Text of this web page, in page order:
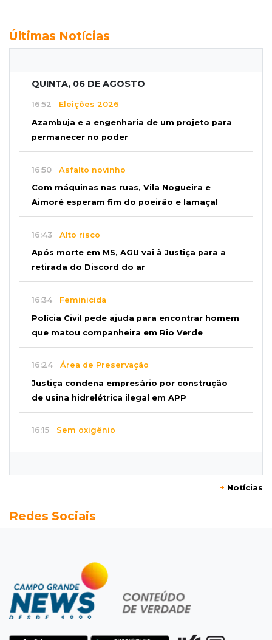
Últimas Notícias
QUINTA, 06 DE AGOSTO
16:52 Eleições 2026
Azambuja e a engenharia de um projeto para
permanecer no poder
16:50 Asfalto novinho
Com máquinas nas ruas, Vila Nogueira e
Aimoré esperam fim do poeirão e lamaçal
16:43 Alto risco
Após morte em MS, AGU vai à Justiça para a
retirada do Discord do ar
16:34 Feminicida
Polícia Civil pede ajuda para encontrar homem
que matou companheira em Rio Verde
16:24 Área de Preservação
Justiça condena empresário por construção
de usina hidrelétrica ilegal em APP
16:15 Sem oxigênio
Detran oferece serviços de transferência e
Atenção
Anvisa barra “emagrecedores” sem registro e
alerta para testosterona falsificada
+ Notícias
Redes Sociais